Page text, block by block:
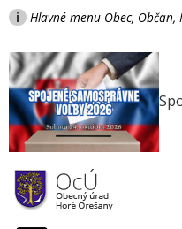
i Hlavné menu Obec,